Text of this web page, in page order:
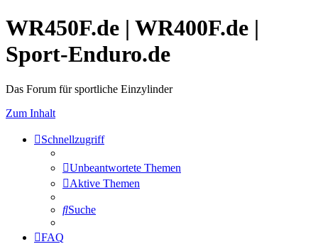
WR450F.de | WR400F.de |
Sport-Enduro.de
Das Forum für sportliche Einzylinder
Zum Inhalt
Schnellzugriff
Unbeantwortete Themen
Aktive Themen
Suche
FAQ